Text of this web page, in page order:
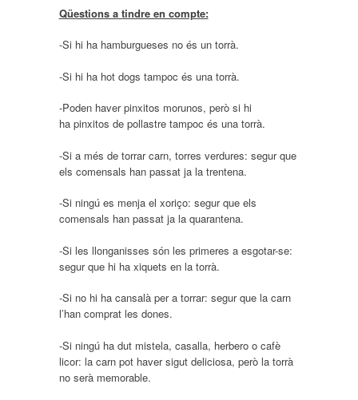
Qüestions a tindre en compte:
-Si hi ha hamburgueses no és un torrà.
-Si hi ha hot dogs tampoc és una torrà.
-Poden haver pinxitos morunos, però si hi
ha pinxitos de pollastre tampoc és una torrà.
-Si a més de torrar carn, torres verdures: segur que
els comensals han passat ja la trentena.
-Si ningú es menja el xoriço: segur que els
comensals han passat ja la quarantena.
-Si les llonganisses són les primeres a esgotar-se:
segur que hi ha xiquets en la torrà.
-Si no hi ha cansalà per a torrar: segur que la carn
l’han comprat les dones.
-Si ningú ha dut mistela, casalla, herbero o cafè
licor: la carn pot haver sigut deliciosa, però la torrà
no serà memorable.